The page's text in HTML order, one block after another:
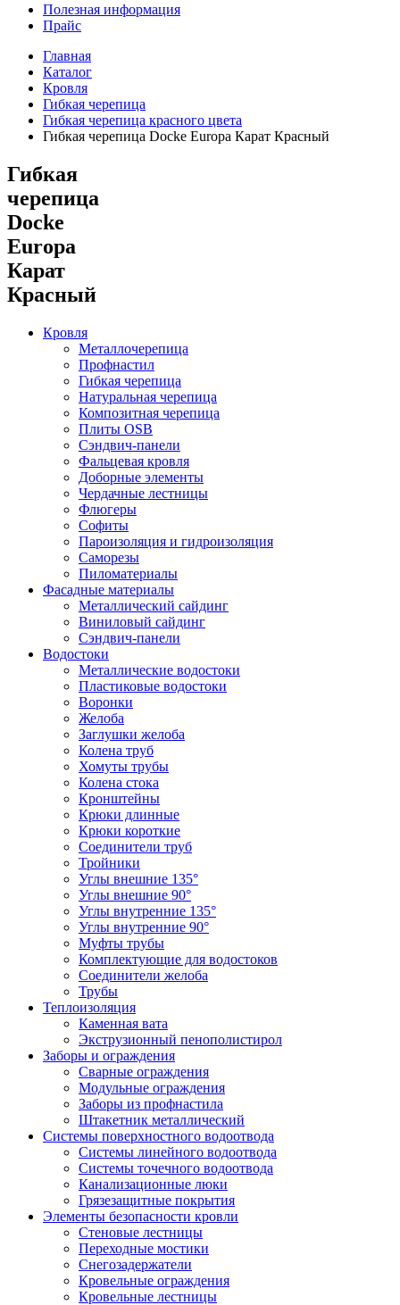
Полезная информация
Прайс
Главная
Каталог
Кровля
Гибкая черепица
Гибкая черепица красного цвета
Гибкая черепица Docke Europa Карат Красный
Гибкая
черепица
Docke
Europa
Карат
Красный
Кровля
Металлочерепица
Профнастил
Гибкая черепица
Натуральная черепица
Композитная черепица
Плиты OSB
Сэндвич-панели
Фальцевая кровля
Доборные элементы
Чердачные лестницы
Флюгеры
Софиты
Пароизоляция и гидроизоляция
Саморезы
Пиломатериалы
Фасадные материалы
Металлический сайдинг
Виниловый сайдинг
Сэндвич-панели
Водостоки
Металлические водостоки
Пластиковые водостоки
Воронки
Желоба
Заглушки желоба
Колена труб
Хомуты трубы
Колена стока
Кронштейны
Крюки длинные
Крюки короткие
Соединители труб
Тройники
Углы внешние 135°
Углы внешние 90°
Углы внутренние 135°
Углы внутренние 90°
Муфты трубы
Комплектующие для водостоков
Соединители желоба
Трубы
Теплоизоляция
Каменная вата
Экструзионный пенополистирол
Заборы и ограждения
Сварные ограждения
Модульные ограждения
Заборы из профнастила
Штакетник металлический
Системы поверхностного водоотвода
Системы линейного водоотвода
Системы точечного водоотвода
Канализационные люки
Грязезащитные покрытия
Элементы безопасности кровли
Стеновые лестницы
Переходные мостики
Снегозадержатели
Кровельные ограждения
Кровельные лестницы